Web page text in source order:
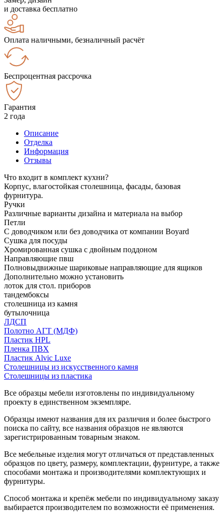
и доставка бесплатно
Оплата наличными, безналичный расчёт
Беспроцентная рассрочка
Гарантия
2 года
Описание
Отделка
Информация
Отзывы
Что входит в комплект кухни?
Корпус, влагостойкая столешница, фасады, базовая
фурнитура.
Ручки
Различные варианты дизайна и материала на выбор
Петли
С доводчиком или без доводчика от компании Boyard
Сушка для посуды
Хромированная сушка с двойным поддоном
Направляющие пвш
Полновыдвижные шариковые направляющие для ящиков
Дополнительно можно установить
лоток для стол. приборов
тандембоксы
столешница из камня
бутылочница
ЛДСП
Полотно АГТ (МДФ)
Пластик HPL
Пленка ПВХ
Пластик Alvic Luxe
Столешницы из искусственного камня
Столешницы из пластика
Все образцы мебели изготовлены по индивидуальному
проекту в единственном экземпляре.
Образцы имеют названия для их различия и более быстрого
поиска по сайту, все названия образцов не являются
зарегистрированным товарным знаком.
Все мебельные изделия могут отличаться от представленных
образцов по цвету, размеру, комплектации, фурнитуре, а также
способами монтажа и производителями комплектующих и
фурнитуры.
Способ монтажа и крепёж мебели по индивидуальному заказу
выбирается производителем по возможности её применения.